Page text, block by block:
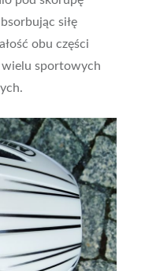
siłę
obu części
wielu sportowych